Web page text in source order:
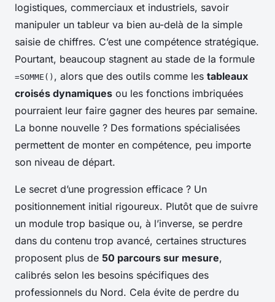
logistiques, commerciaux et industriels, savoir
manipuler un tableur va bien au-delà de la simple
saisie de chiffres. C’est une compétence stratégique.
Pourtant, beaucoup stagnent au stade de la formule
=SOMME() , alors que des outils comme les tableaux
croisés dynamiques ou les fonctions imbriquées
pourraient leur faire gagner des heures par semaine.
La bonne nouvelle ? Des formations spécialisées
permettent de monter en compétence, peu importe
son niveau de départ.
Le secret d’une progression efficace ? Un
positionnement initial rigoureux. Plutôt que de suivre
un module trop basique ou, à l’inverse, se perdre
dans du contenu trop avancé, certaines structures
proposent plus de 50 parcours sur mesure,
calibrés selon les besoins spécifiques des
professionnels du Nord. Cela évite de perdre du